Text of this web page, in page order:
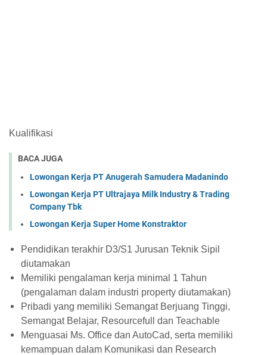
Kualifikasi
BACA JUGA
Lowongan Kerja PT Anugerah Samudera Madanindo
Lowongan Kerja PT Ultrajaya Milk Industry & Trading
Company Tbk
Lowongan Kerja Super Home Konstraktor
Pendidikan terakhir D3/S1 Jurusan Teknik Sipil
diutamakan
Memiliki pengalaman kerja minimal 1 Tahun
(pengalaman dalam industri property diutamakan)
Pribadi yang memiliki Semangat Berjuang Tinggi,
Semangat Belajar, Resourcefull dan Teachable
Menguasai Ms. Office dan AutoCad, serta memiliki
kemampuan dalam Komunikasi dan Research